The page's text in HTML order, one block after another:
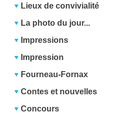
Lieux de convivialité
La photo du jour...
Impressions
Impression
Fourneau-Fornax
Contes et nouvelles
Concours